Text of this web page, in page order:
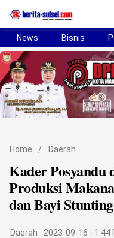
Home
News
Politik
Bisnis
Otomotif
News Bisnis
Home / Daerah
Kader Posyandu
Produksi
dan Bayi Stunting
Daerah
2023-09-16 - 1:44